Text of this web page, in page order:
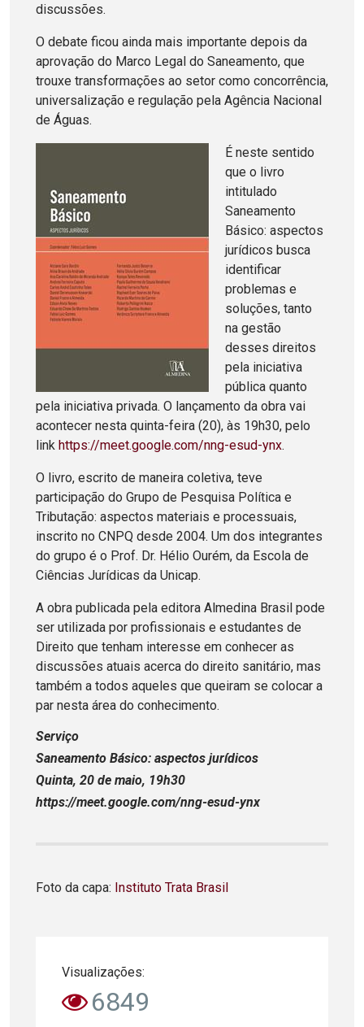
discussões.
O debate ficou ainda mais importante depois da
aprovação do Marco Legal do Saneamento, que
trouxe transformações ao setor como concorrência,
universalização e regulação pela Agência Nacional
de Águas.
É neste sentido
que o livro
intitulado
Saneamento
Básico: aspectos
jurídicos busca
identificar
problemas e
soluções, tanto
na gestão
desses direitos
pela iniciativa
pública quanto
pela iniciativa privada. O lançamento da obra vai
acontecer nesta quinta-feira (20), às 19h30, pelo
link https://meet.google.com/nng-esud-ynx.
O livro, escrito de maneira coletiva, teve
participação do Grupo de Pesquisa Política e
Tributação: aspectos materiais e processuais,
inscrito no CNPQ desde 2004. Um dos integrantes
do grupo é o Prof. Dr. Hélio Ourém, da Escola de
Ciências Jurídicas da Unicap.
A obra publicada pela editora Almedina Brasil pode
ser utilizada por profissionais e estudantes de
Direito que tenham interesse em conhecer as
discussões atuais acerca do direito sanitário, mas
também a todos aqueles que queiram se colocar a
par nesta área do conhecimento.
Serviço
Saneamento Básico: aspectos jurídicos
Quinta, 20 de maio, 19h30
https://meet.google.com/nng-esud-ynx
Foto da capa: Instituto Trata Brasil
Visualizações:
6849